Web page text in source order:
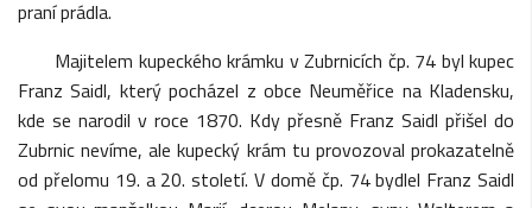
praní prádla.
Majitelem kupeckého krámku v Zubrnicích čp. 74 byl kupec
Franz Saidl, který pocházel z obce Neuměřice na Kladensku,
kde se narodil v roce 1870. Kdy přesně Franz Saidl přišel do
Zubrnic nevíme, ale kupecký krám tu provozoval prokazatelně
od přelomu 19. a 20. století. V domě čp. 74 bydlel Franz Saidl